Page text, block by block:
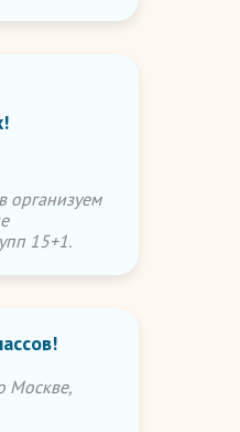
организуем
15+1.
Москве,